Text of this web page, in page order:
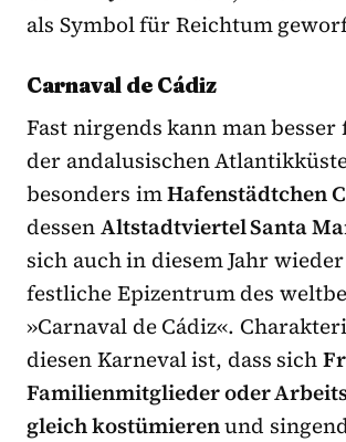
als Symbol für Reichtum
Carnaval de Cádiz
Fast nirgends kann man besser
der andalusischen
besonders imHafenstädtchen
dessenAltstadtviertel Santa
sich auch in diesem Jahr
festliche Epizentrum des
»Carnaval de Cádiz«.
diesen Karneval ist, dass sich
Familienmitglieder oder
gleich kostümierenund